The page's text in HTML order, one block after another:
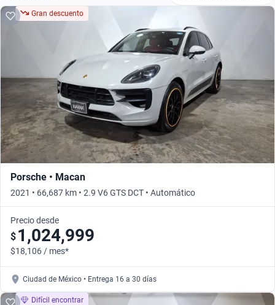
Busca por año
Gran descuento
Porsche • Macan
2021 • 66,687 km • 2.9 V6 GTS DCT • Automático
Precio desde
$ 1,024,999
$18,106 / mes*
Ciudad de México • Entrega 16 a 30 días
Difícil encontrar